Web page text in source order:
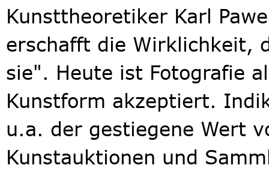
Kunsttheoretiker Karl
erschafft die Wirklichkeit,
sie". Heute ist Fotografie
Kunstform akzeptiert.
u.a. der gestiegene Wert
Kunstauktionen und